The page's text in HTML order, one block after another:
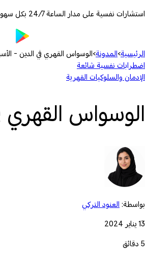
استشارات نفسية على مدار الساعة 24/7 بكل سهولة وخصوصية. يقدمها نخبة من الأطباء والمعالجين المرخصين.
الرئيسية› المدونة› الوسواس القهري في الدين -
اضطرابات نفسية شائعة
الإدمان والسلوكيات القهرية
الوسواس القهري
بواسطة: العنود التركي
13 يناير 2024
5 دقائق